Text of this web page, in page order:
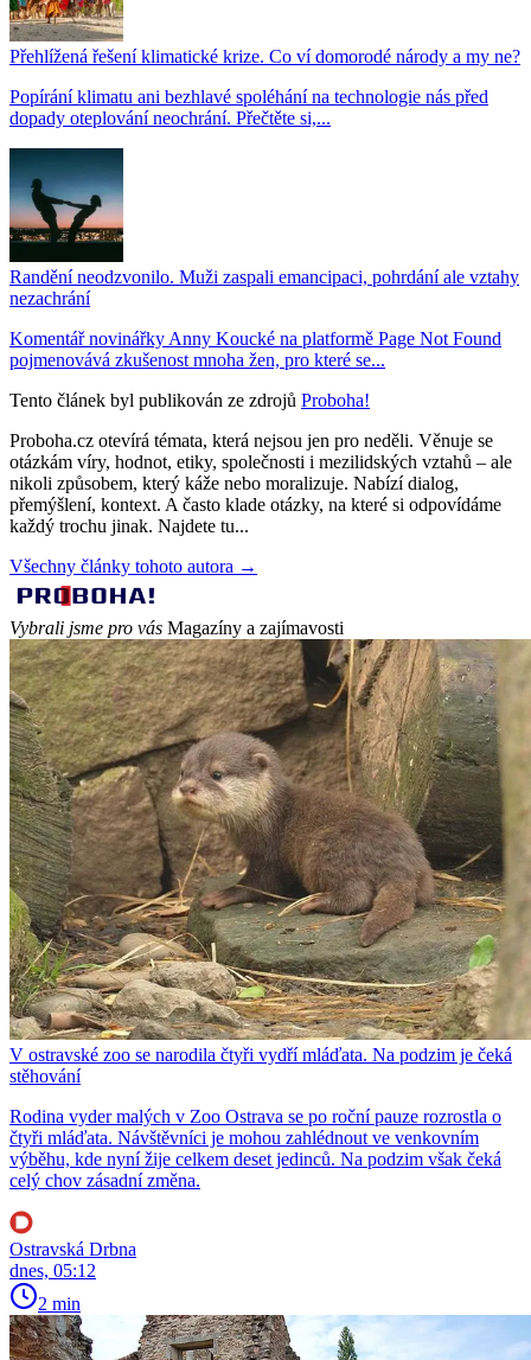
Přehlížená řešení klimatické krize. Co ví domorodé národy a my ne?
Popírání klimatu ani bezhlavé spoléhání na technologie nás před
dopady oteplování neochrání. Přečtěte si,...
Randění neodzvonilo. Muži zaspali emancipaci, pohrdání ale vztahy
nezachrání
Komentář novinářky Anny Koucké na platformě Page Not Found
pojmenovává zkušenost mnoha žen, pro které se...
Tento článek byl publikován ze zdrojů Proboha!
Proboha.cz otevírá témata, která nejsou jen pro neděli. Věnuje se
otázkám víry, hodnot, etiky, společnosti i mezilidských vztahů – ale
nikoli způsobem, který káže nebo moralizuje. Nabízí dialog,
přemýšlení, kontext. A často klade otázky, na které si odpovídáme
každý trochu jinak. Najdete tu...
Všechny články tohoto autora →
Vybrali jsme pro vás Magazíny a zajímavosti
V ostravské zoo se narodila čtyři vydří mláďata. Na podzim je čeká
stěhování
Rodina vyder malých v Zoo Ostrava se po roční pauze rozrostla o
čtyři mláďata. Návštěvníci je mohou zahlédnout ve venkovním
výběhu, kde nyní žije celkem deset jedinců. Na podzim však čeká
celý chov zásadní změna.
Ostravská Drbna
dnes, 05:12
2 min